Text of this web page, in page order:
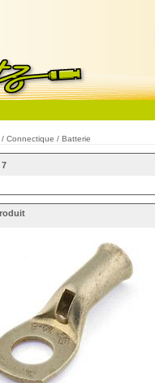
/ Connectique / Batterie